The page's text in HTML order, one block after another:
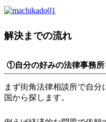
解決までの流れ
①自分の好みの法律事務所
まず街角法律相談所で自
国から探します。